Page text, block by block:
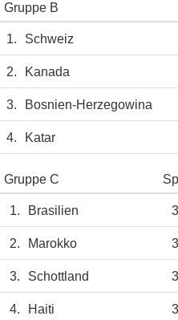
Gruppe B
1. Schweiz
2. Kanada
3. Bosnien-Herzegowina
4. Katar
Gruppe C Sp
1. Brasilien 3
2. Marokko 3
3. Schottland 3
4. Haiti 3